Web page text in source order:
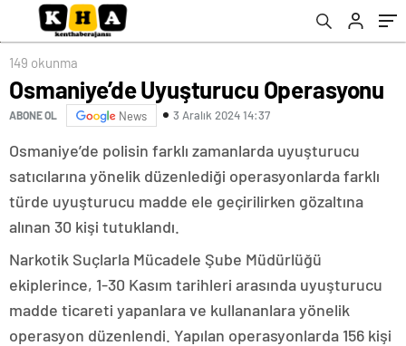
149 okunma
Osmaniye’de Uyuşturucu Operasyonu
ABONE OL News 3 Aralık 2024 14:37
Osmaniye’de polisin farklı zamanlarda uyuşturucu
satıcılarına yönelik düzenlediği operasyonlarda farklı
türde uyuşturucu madde ele geçirilirken gözaltına
alınan 30 kişi tutuklandı.
Narkotik Suçlarla Mücadele Şube Müdürlüğü
ekiplerince, 1-30 Kasım tarihleri arasında uyuşturucu
madde ticareti yapanlara ve kullananlara yönelik
operasyon düzenlendi. Yapılan operasyonlarda 156 kişi